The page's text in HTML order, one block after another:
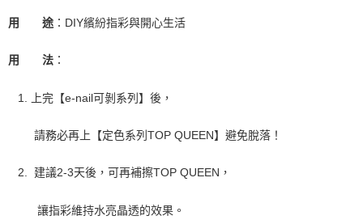
2.透過簡訊連結打開帳單後，可選擇「超商條碼／台灣大直營門市／銀行轉
帳／街口支付／iPASS MONEY」等通路繳費。
【注意事項】
買賣價金債權讓與本公司後，依約使用本公司帳單繳交帳款。
資料（包含姓名、電話或地址）提供予台灣大哥大進項蒐集、處理及利用，
結帳頁面，進行簡訊認證並確認金額後，即可完成結帳。
３．收到繳費通知簡訊後14天內，點擊此簡訊中的連結，可透過四大超商／
ATM／網路銀行／等多元方式進行付款，方視為交易完成。
購買商品的店家。未經商家同意取消之訂單仍視為有效，需透過AFTEE先享
是否繳費成功／繳費後需取消欲退款等相關疑問，請聯繫「AFTEE先享後付
易，需依本服務之必要範圍內提供個人資料，並將交易相關給付款項請求債
付款後7-11取貨
每筆NT$100，滿NT$1,000(含以上)免運費
請自備購物袋，若需購買紙袋可現場詢問
免運費
用       途 ：DIY繽紛指彩與開心生活
用       法 ：
   1.
上完【e-nail可剝系列】後，
        請務必再上【定色系列TOP QUEEN】避免脫落！
   2.
建議2-3天後，可再補擦TOP QUEEN，
         讓指彩維持水亮晶透的效果。